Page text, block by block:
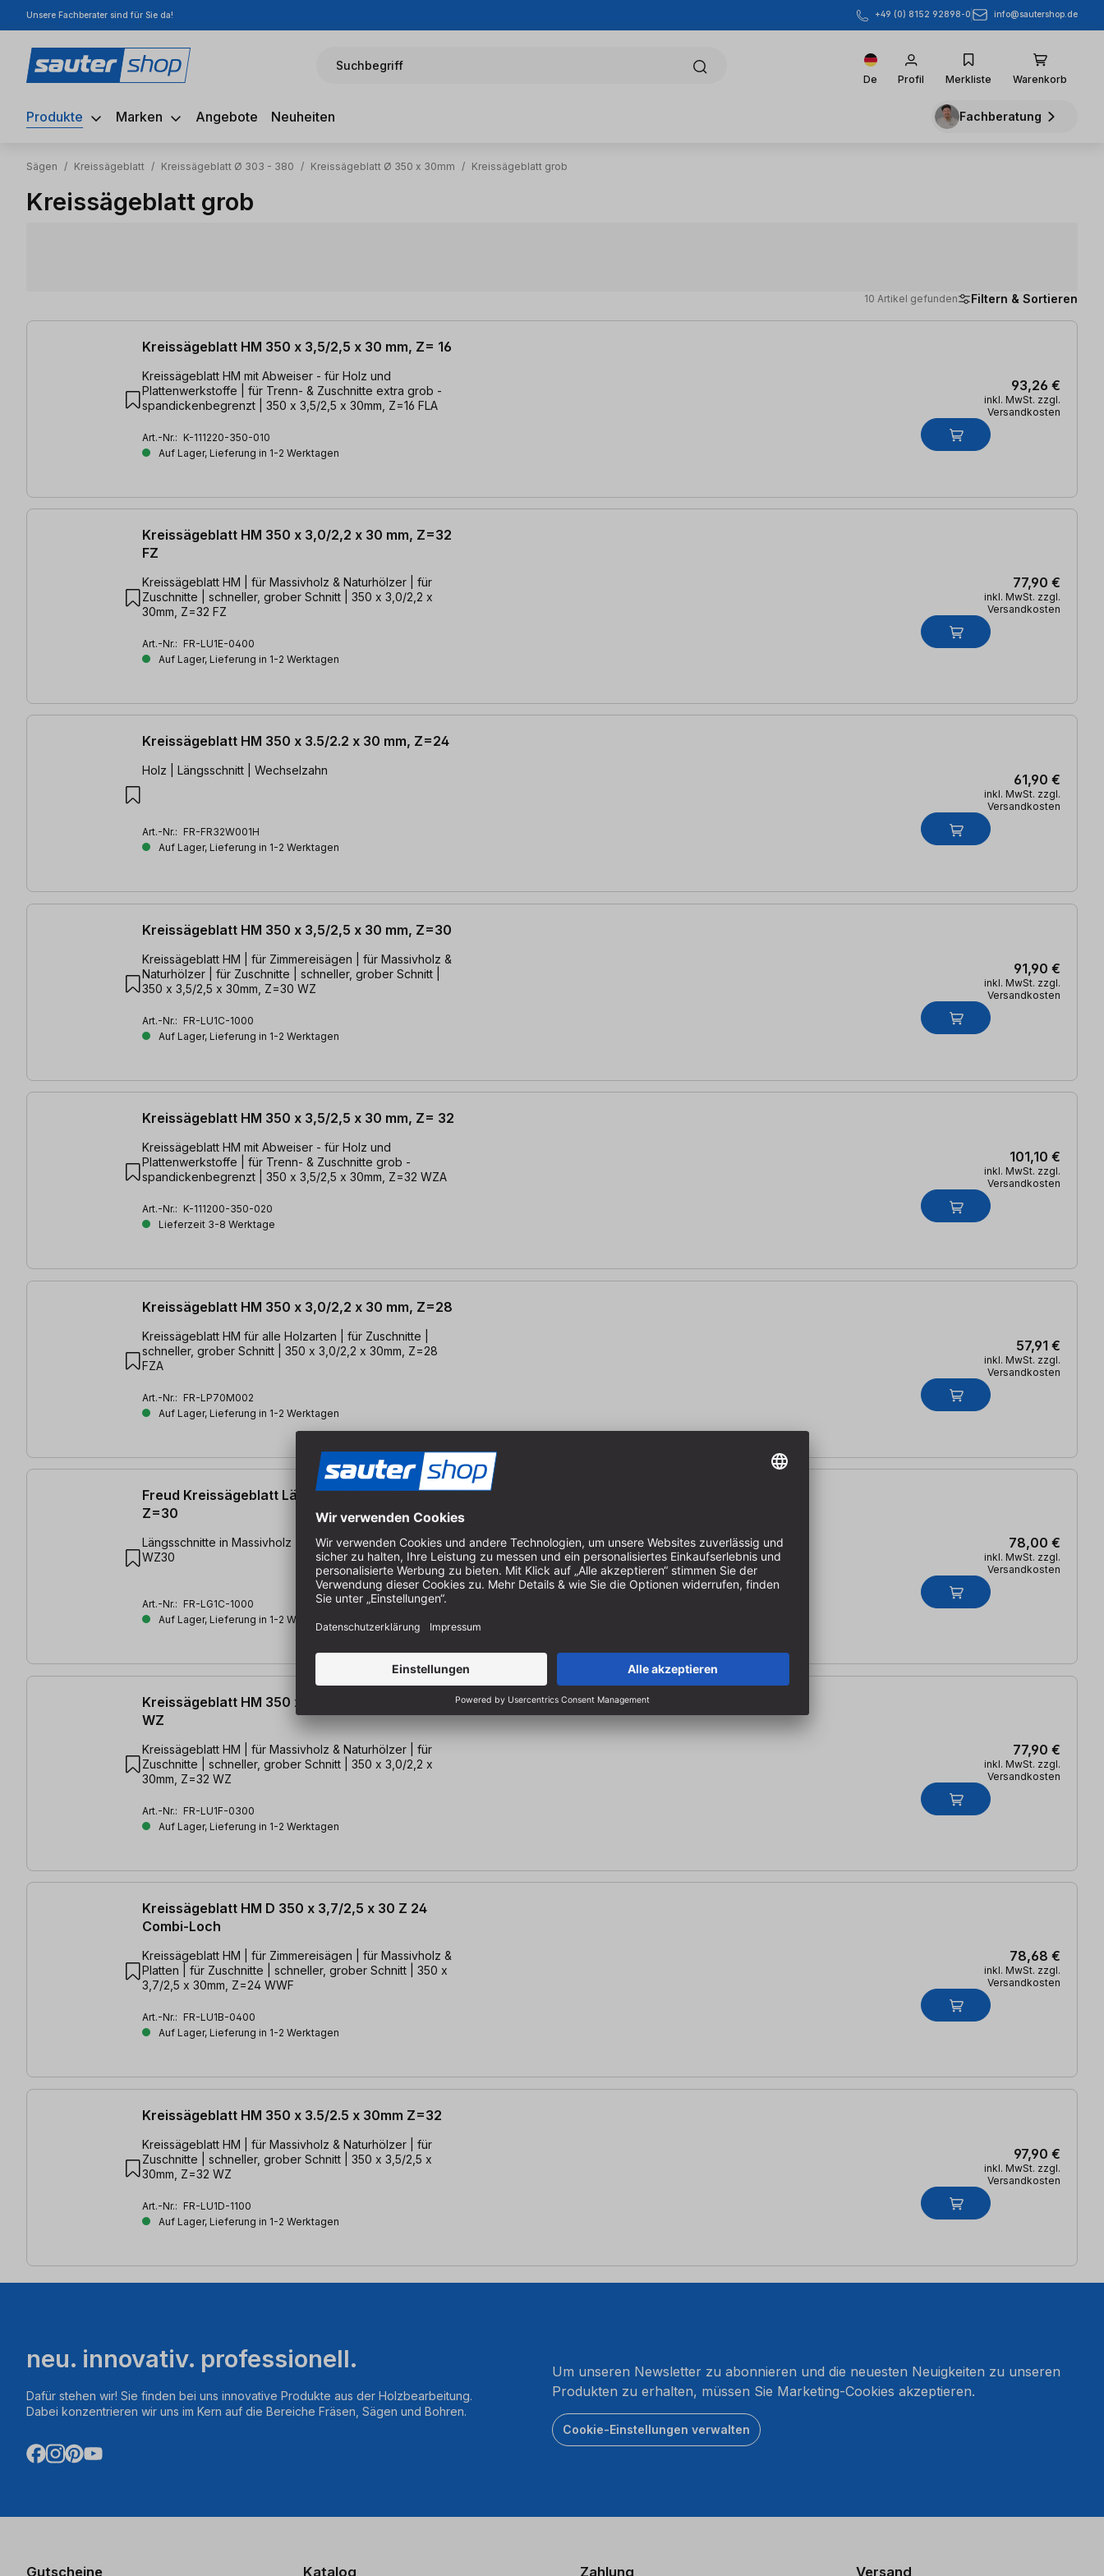
Hauptinhalt springen
Zur Suche springen
Zur Hauptnavigation springen
Unsere Fachberater sind für Sie da! +49 (0) 8152 92898-0 info@sautershop.de
Suchbegriff
De Profil Merkliste Warenkorb
Produkte Marken Angebote Neuheiten Fachberatung
Sägen / Kreissägeblatt / Kreissägeblatt Ø 303 - 380 / Kreissägeblatt Ø 350 x 30mm / Kreissägeblatt grob
Kreissägeblatt grob
10 Artikel gefunden Filtern & Sortieren
10 Artikel gefunden
Kreissägeblatt HM 350 x 3,5/2,5 x 30 mm, Z= 16
Kreissägeblatt HM mit Abweiser - für Holz und
Plattenwerkstoffe | für Trenn- & Zuschnitte extra grob -
spandickenbegrenzt | 350 x 3,5/2,5 x 30mm, Z=16 FLA
Art.-Nr.: K-111220-350-010
Auf Lager, Lieferung in 1-2 Werktagen
93,26 €
inkl. MwSt. zzgl.
Versandkosten
Kreissägeblatt HM 350 x 3,0/2,2 x 30 mm, Z=32
FZ
Kreissägeblatt HM | für Massivholz & Naturhölzer | für
Zuschnitte | schneller, grober Schnitt | 350 x 3,0/2,2 x
30mm, Z=32 FZ
Art.-Nr.: FR-LU1E-0400
Auf Lager, Lieferung in 1-2 Werktagen
77,90 €
inkl. MwSt. zzgl.
Versandkosten
Kreissägeblatt HM 350 x 3.5/2.2 x 30 mm, Z=24
Holz | Längsschnitt | Wechselzahn
Art.-Nr.: FR-FR32W001H
Auf Lager, Lieferung in 1-2 Werktagen
61,90 €
inkl. MwSt. zzgl.
Versandkosten
Kreissägeblatt HM 350 x 3,5/2,5 x 30 mm, Z=30
Kreissägeblatt HM | für Zimmereisägen | für Massivholz &
Naturhölzer | für Zuschnitte | schneller, grober Schnitt |
350 x 3,5/2,5 x 30mm, Z=30 WZ
Art.-Nr.: FR-LU1C-1000
Auf Lager, Lieferung in 1-2 Werktagen
91,90 €
inkl. MwSt. zzgl.
Versandkosten
Kreissägeblatt HM 350 x 3,5/2,5 x 30 mm, Z= 32
Kreissägeblatt HM mit Abweiser - für Holz und
Plattenwerkstoffe | für Trenn- & Zuschnitte grob -
spandickenbegrenzt | 350 x 3,5/2,5 x 30mm, Z=32 WZA
Art.-Nr.: K-111200-350-020
Lieferzeit 3-8 Werktage
101,10 €
inkl. MwSt. zzgl.
Versandkosten
Kreissägeblatt HM 350 x 3,0/2,2 x 30 mm, Z=28
Kreissägeblatt HM für alle Holzarten | für Zuschnitte |
schneller, grober Schnitt | 350 x 3,0/2,2 x 30mm, Z=28
FZA
Art.-Nr.: FR-LP70M002
Auf Lager, Lieferung in 1-2 Werktagen
57,91 €
inkl. MwSt. zzgl.
Versandkosten
Freud Kreissägeblatt Längsschnitt 350x30,
Z=30
Längsschnitte in Massivholz | 350 x 3,5/2,5 x 30mm,
WZ30
Art.-Nr.: FR-LG1C-1000
Auf Lager, Lieferung in 1-2 Werktagen
78,00 €
inkl. MwSt. zzgl.
Versandkosten
Kreissägeblatt HM 350 x 3,0/2,2 x 30 mm, Z=32
WZ
Kreissägeblatt HM | für Massivholz & Naturhölzer | für
Zuschnitte | schneller, grober Schnitt | 350 x 3,0/2,2 x
30mm, Z=32 WZ
Art.-Nr.: FR-LU1F-0300
Auf Lager, Lieferung in 1-2 Werktagen
77,90 €
inkl. MwSt. zzgl.
Versandkosten
Kreissägeblatt HM D 350 x 3,7/2,5 x 30 Z 24
Combi-Loch
Kreissägeblatt HM | für Zimmereisägen | für Massivholz &
Platten | für Zuschnitte | schneller, grober Schnitt | 350 x
3,7/2,5 x 30mm, Z=24 WWF
Art.-Nr.: FR-LU1B-0400
Auf Lager, Lieferung in 1-2 Werktagen
78,68 €
inkl. MwSt. zzgl.
Versandkosten
Kreissägeblatt HM 350 x 3.5/2.5 x 30mm Z=32
Kreissägeblatt HM | für Massivholz & Naturhölzer | für
Zuschnitte | schneller, grober Schnitt | 350 x 3,5/2,5 x
30mm, Z=32 WZ
Art.-Nr.: FR-LU1D-1100
Auf Lager, Lieferung in 1-2 Werktagen
97,90 €
inkl. MwSt. zzgl.
Versandkosten
neu. innovativ. professionell.
Dafür stehen wir! Sie finden bei uns innovative Produkte aus der Holzbearbeitung.
Dabei konzentrieren wir uns im Kern auf die Bereiche Fräsen, Sägen und Bohren.
Um unseren Newsletter zu abonnieren und die neuesten Neuigkeiten zu unseren
Produkten zu erhalten, müssen Sie Marketing-Cookies akzeptieren.
Cookie-Einstellungen verwalten
Gutscheine Katalog Zahlung Versand